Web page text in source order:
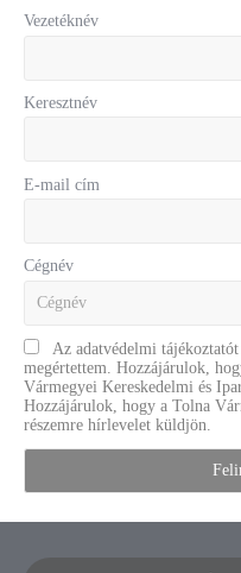
Vezetéknév
Keresztnév
E-mail cím
Cégnév
Az adatvédelmi
megértettem. Hozzájárulok,
Vármegyei Kereskedelmi és
Hozzájárulok, hogy a Tolna
részemre hírlevelet küldjön.